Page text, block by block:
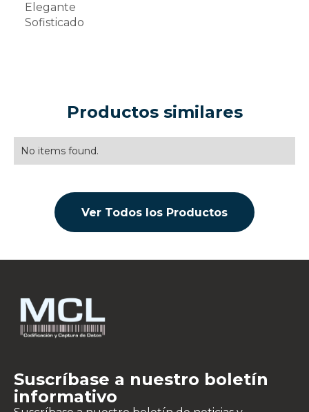
Elegante
Sofisticado
Productos similares
No items found.
Ver Todos los Productos
Suscríbase a nuestro boletín
informativo